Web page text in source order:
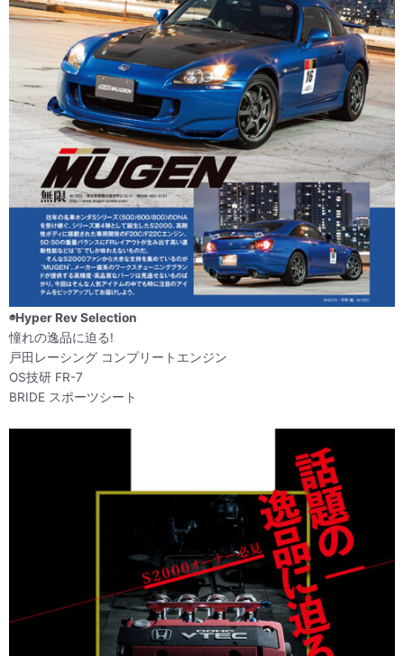
◉Hyper Rev Selection
憧れの逸品に迫る!
戸田レーシング コンプリートエンジン
OS技研 FR-7
BRIDE スポーツシート